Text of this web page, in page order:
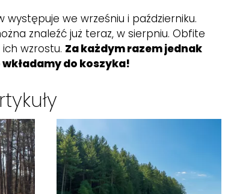
występuje we wrześniu i październiku.
znaleźć już teraz, w sierpniu. Obfite
wzrostu. Za każdym razem jednak
do koszyka!